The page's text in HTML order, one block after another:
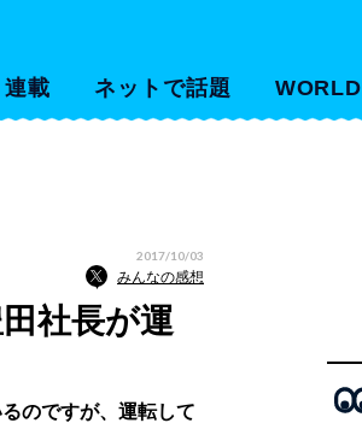
連載 ネットで話題 WORLD
2017/10/03
みんなの感想
社長が運
のですが、運転して